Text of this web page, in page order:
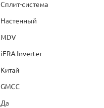
Сплит-система
Настенный
MDV
iERA Inverter
Китай
GMCC
Да